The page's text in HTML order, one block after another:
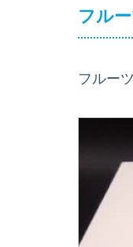
フル
フルー